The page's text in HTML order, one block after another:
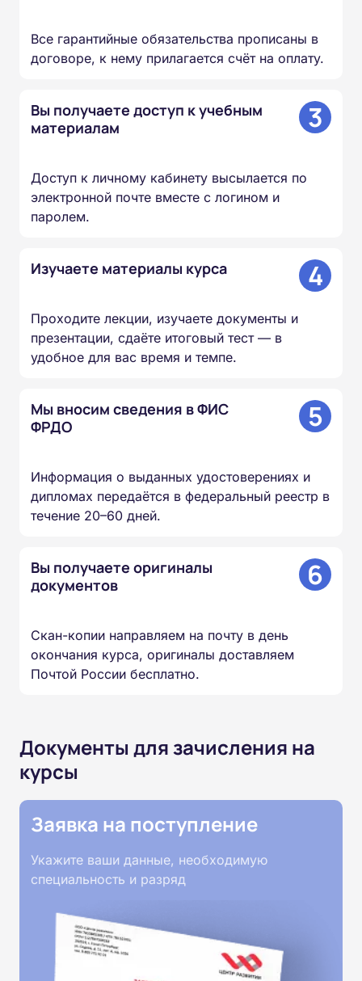
Все гарантийные обязательства прописаны в
договоре, к нему прилагается счёт на оплату.
Вы получаете доступ к учебным
материалам
3
Доступ к личному кабинету высылается по
электронной почте вместе с логином и
паролем.
Изучаете материалы курса 4
Проходите лекции, изучаете документы и
презентации, сдаёте итоговый тест — в
удобное для вас время и темпе.
Мы вносим сведения в ФИС
ФРДО
5
Информация о выданных удостоверениях и
дипломах передаётся в федеральный реестр в
течение 20–60 дней.
Вы получаете оригиналы
документов
6
Скан-копии направляем на почту в день
окончания курса, оригиналы доставляем
Почтой России бесплатно.
Документы для зачисления на
курсы
Заявка на поступление
Укажите ваши данные, необходимую
специальность и разряд